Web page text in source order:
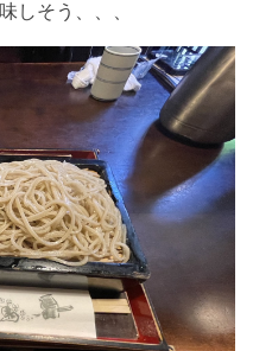
しそう、、、